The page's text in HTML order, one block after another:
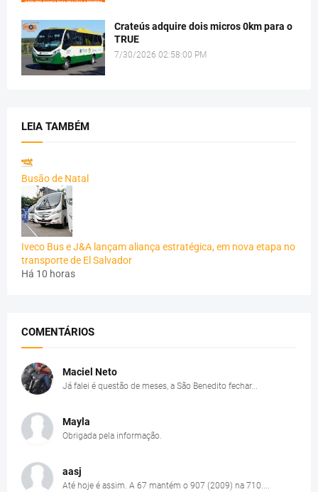
Crateús adquire dois micros 0km para o
TRUE
7/30/2026 02:58:00 PM
LEIA TAMBÉM
Busão de Natal
Iveco Bus e J&A lançam aliança estratégica, em nova etapa no
transporte de El Salvador
Há 10 horas
COMENTÁRIOS
Maciel Neto
Já falei é questão de meses, a São Benedito fechar...
Mayla
Obrigada pela informação.
aasj
Até hoje é assim. A 67 mantém o 907 (2009) na 710....